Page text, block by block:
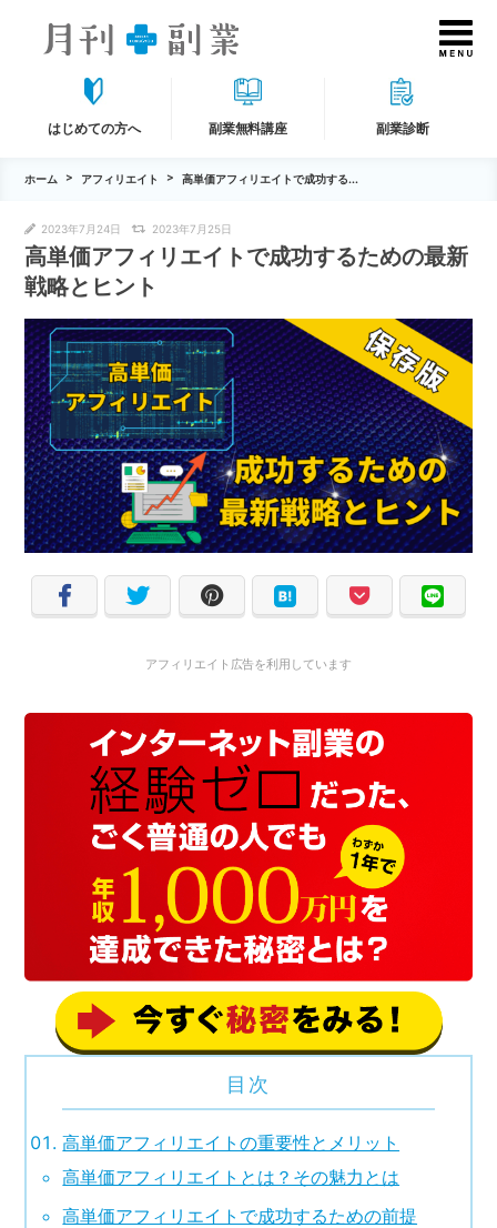
はじめての方へ 副業無料講座 副業診断
ホーム アフィリエイト 高単価アフィリエイトで成功する...
2023年7月24日 2023年7月25日
高単価アフィリエイトで成功するための最新
戦略とヒント
アフィリエイト広告を利用しています
目次
高単価アフィリエイトの重要性とメリット
高単価アフィリエイトとは？その魅力とは
高単価アフィリエイトで成功するための前提